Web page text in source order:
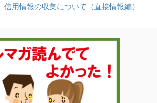
情報の収集について（直接情報編）